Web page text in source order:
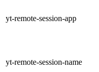
yt-remote-session-app
yt-remote-session-name